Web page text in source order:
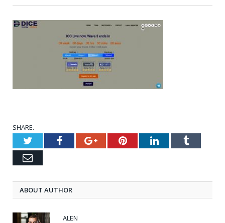
SHARE.
TwitterFacebookGoogle+PinterestLinkedInTumblr
Email
ABOUT AUTHOR
ALEN